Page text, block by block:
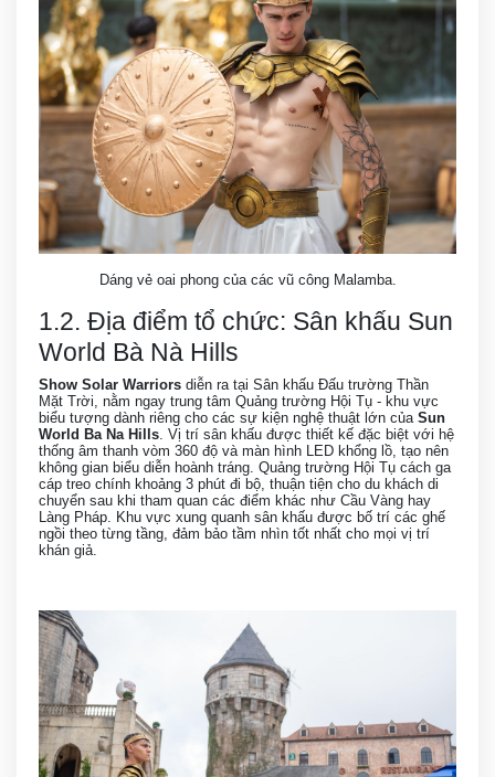
Dáng vẻ oai phong của các vũ công Malamba.
1.2. Địa điểm tổ chức: Sân khấu Sun
World Bà Nà Hills
Show Solar Warriors diễn ra tại Sân khấu Đấu trường Thần
Mặt Trời, nằm ngay trung tâm Quảng trường Hội Tụ - khu vực
biểu tượng dành riêng cho các sự kiện nghệ thuật lớn của Sun
World Ba Na Hills . Vị trí sân khấu được thiết kế đặc biệt với hệ
thống âm thanh vòm 360 độ và màn hình LED khổng lồ, tạo nên
không gian biểu diễn hoành tráng. Quảng trường Hội Tụ cách ga
cáp treo chính khoảng 3 phút đi bộ, thuận tiện cho du khách di
chuyển sau khi tham quan các điểm khác như Cầu Vàng hay
Làng Pháp. Khu vực xung quanh sân khấu được bố trí các ghế
ngồi theo từng tầng, đảm bảo tầm nhìn tốt nhất cho mọi vị trí
khán giả.